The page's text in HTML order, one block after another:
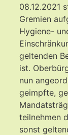
08.12.2021
Gremien
Hygiene-
geltenden
ist.
nun
geimpfte,
teilnehmen
sonst